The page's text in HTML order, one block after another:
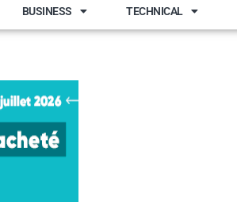
BUSINESS TECHNICAL